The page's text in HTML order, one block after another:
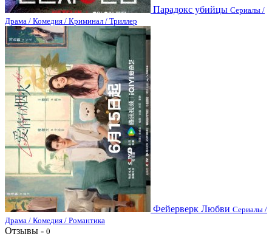
Парадокс убийцы Сериалы /
Драма / Комедия / Криминал / Триллер
Фейерверк Любви Сериалы /
Драма / Комедия / Романтика
Отзывы - 0